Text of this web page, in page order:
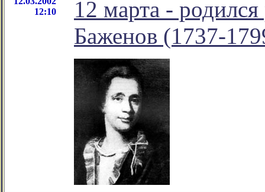
12:10
12 марта -
Баженов (1737-